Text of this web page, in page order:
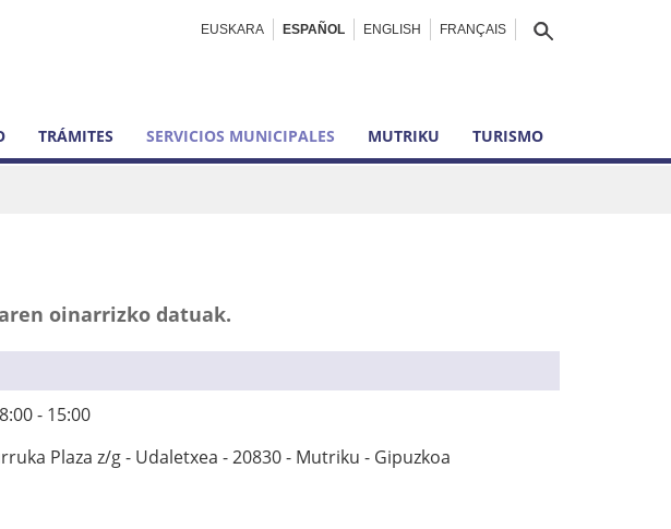
EUSKARA ESPAÑOL ENGLISH FRANÇAIS
TRÁMITES SERVICIOS MUNICIPALES MUTRIKU TURISMO
oinarrizko datuak.
- 15:00
Plaza z/g - Udaletxea - 20830 - Mutriku - Gipuzkoa